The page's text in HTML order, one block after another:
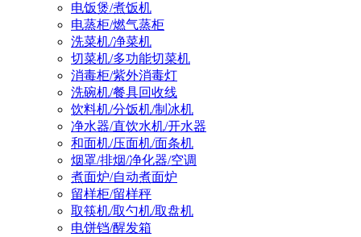
电饭煲/煮饭机
电蒸柜/燃气蒸柜
洗菜机/净菜机
切菜机/多功能切菜机
消毒柜/紫外消毒灯
洗碗机/餐具回收线
饮料机/分饭机/制冰机
净水器/直饮水机/开水器
和面机/压面机/面条机
烟罩/排烟/净化器/空调
煮面炉/自动煮面炉
留样柜/留样秤
取筷机/取勺机/取盘机
电饼铛/醒发箱